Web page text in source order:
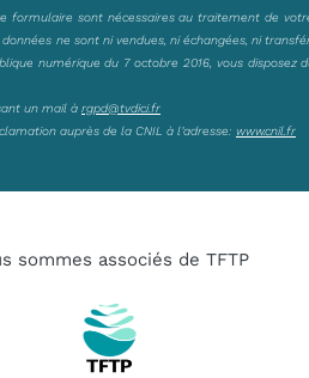
formulaire sont nécessaires au traitement de
données ne sont ni vendues, ni échangées, ni
numérique du 7 octobre 2016, vous
un mail à rgpd@tvdici.fr
auprès de la CNIL à l’adresse: www.cnil.fr
sommes associés de TFTP